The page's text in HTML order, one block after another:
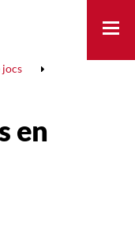
jocs
en